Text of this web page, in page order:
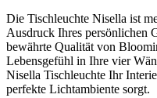
Die Tischleuchte Nisella ist
Ausdruck Ihres persönlichen
bewährte Qualität von
Lebensgefühl in Ihre vier
Nisella Tischleuchte Ihr
perfekte Lichtambiente sorgt.